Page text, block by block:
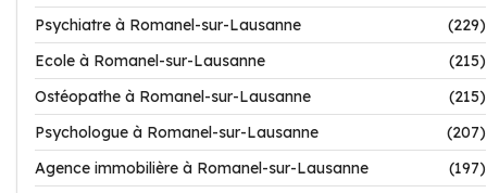
Psychiatre à Romanel-sur-Lausanne
(229)
Ecole à Romanel-sur-Lausanne
(215)
Ostéopathe à Romanel-sur-Lausanne
(215)
Psychologue à Romanel-sur-Lausanne
(207)
Agence immobilière à Romanel-sur-Lausanne
(197)